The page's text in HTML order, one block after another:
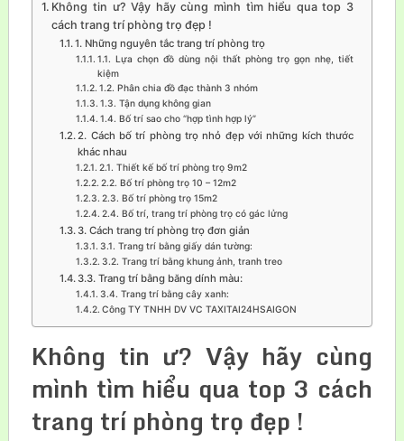
Không tin ư? Vậy hãy cùng mình tìm hiểu qua top 3
cách trang trí phòng trọ đẹp !
1. Những nguyên tắc trang trí phòng trọ
1.1. Lựa chọn đồ dùng nội thất phòng trọ gọn nhẹ, tiết
kiệm
1.2. Phân chia đồ đạc thành 3 nhóm
1.3. Tận dụng không gian
1.4. Bố trí sao cho “hợp tình hợp lý”
2. Cách bố trí phòng trọ nhỏ đẹp với những kích thước
khác nhau
2.1. Thiết kế bố trí phòng trọ 9m2
2.2. Bố trí phòng trọ 10 – 12m2
2.3. Bố trí phòng trọ 15m2
2.4. Bố trí, trang trí phòng trọ có gác lửng
3. Cách trang trí phòng trọ đơn giản
3.1. Trang trí bằng giấy dán tường:
3.2. Trang trí bằng khung ảnh, tranh treo
3.3. Trang trí bằng băng dính màu:
3.4. Trang trí bằng cây xanh:
Công TY TNHH DV VC TAXITAI24HSAIGON
Không tin ư? Vậy hãy cùng
mình tìm hiểu qua top 3 cách
trang trí phòng trọ đẹp !